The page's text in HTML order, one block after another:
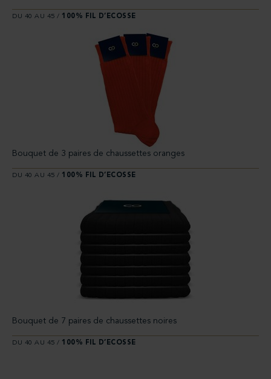
DU 40 AU 45 / 100% FIL D’ECOSSE
Bouquet de 3 paires de chaussettes oranges
DU 40 AU 45 / 100% FIL D’ECOSSE
Bouquet de 7 paires de chaussettes noires
DU 40 AU 45 / 100% FIL D’ECOSSE